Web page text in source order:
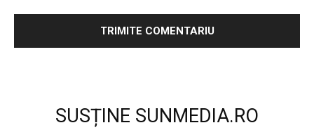
SUSȚINE SUNMEDIA.RO